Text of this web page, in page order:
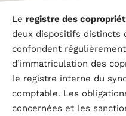
Le registre des
deux dispositifs distincts
confondent
d’immatriculation des
le registre interne du
comptable. Les
concernées et les